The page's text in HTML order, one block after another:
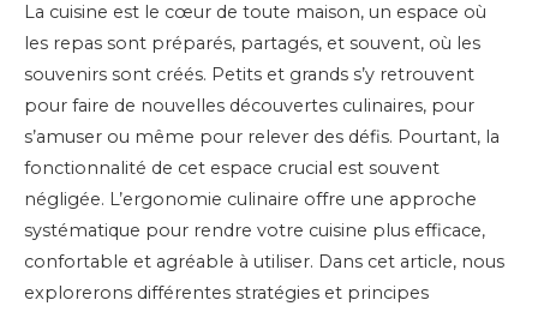
La cuisine est le cœur de toute maison, un espace où
les repas sont préparés, partagés, et souvent, où les
souvenirs sont créés. Petits et grands s’y retrouvent
pour faire de nouvelles découvertes culinaires, pour
s’amuser ou même pour relever des défis. Pourtant, la
fonctionnalité de cet espace crucial est souvent
négligée. L’ergonomie culinaire offre une approche
systématique pour rendre votre cuisine plus efficace,
confortable et agréable à utiliser. Dans cet article, nous
explorerons différentes stratégies et principes